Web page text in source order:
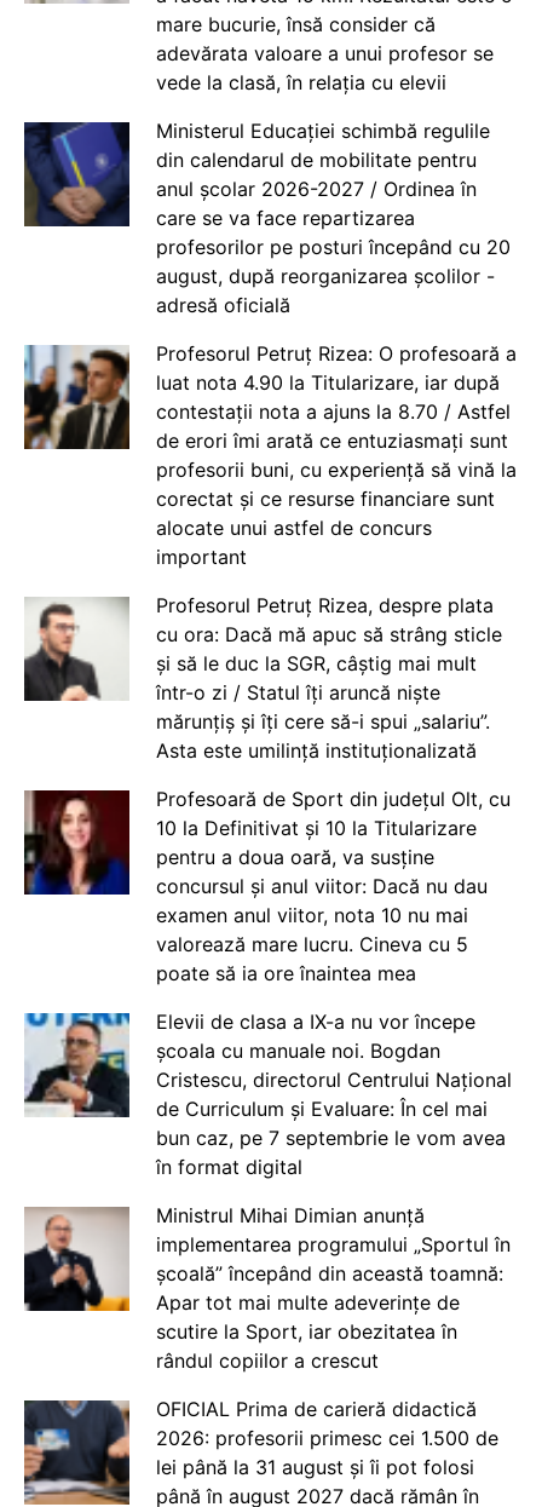
mare bucurie, însă consider că
adevărata valoare a unui profesor se
vede la clasă, în relația cu elevii
Ministerul Educației schimbă regulile
din calendarul de mobilitate pentru
anul școlar 2026-2027 / Ordinea în
care se va face repartizarea
profesorilor pe posturi începând cu 20
august, după reorganizarea școlilor -
adresă oficială
Profesorul Petruț Rizea: O profesoară a
luat nota 4.90 la Titularizare, iar după
contestații nota a ajuns la 8.70 / Astfel
de erori îmi arată ce entuziasmați sunt
profesorii buni, cu experiență să vină la
corectat și ce resurse financiare sunt
alocate unui astfel de concurs
important
Profesorul Petruț Rizea, despre plata
cu ora: Dacă mă apuc să strâng sticle
și să le duc la SGR, câștig mai mult
într-o zi / Statul îți aruncă niște
mărunțiș și îți cere să-i spui „salariu”.
Asta este umilință instituționalizată
Profesoară de Sport din județul Olt, cu
10 la Definitivat și 10 la Titularizare
pentru a doua oară, va susține
concursul și anul viitor: Dacă nu dau
examen anul viitor, nota 10 nu mai
valorează mare lucru. Cineva cu 5
poate să ia ore înaintea mea
Elevii de clasa a IX-a nu vor începe
școala cu manuale noi. Bogdan
Cristescu, directorul Centrului Național
de Curriculum și Evaluare: În cel mai
bun caz, pe 7 septembrie le vom avea
în format digital
Ministrul Mihai Dimian anunță
implementarea programului „Sportul în
școală” începând din această toamnă:
Apar tot mai multe adeverințe de
scutire la Sport, iar obezitatea în
rândul copiilor a crescut
OFICIAL Prima de carieră didactică
2026: profesorii primesc cei 1.500 de
lei până la 31 august și îi pot folosi
până în august 2027 dacă rămân în